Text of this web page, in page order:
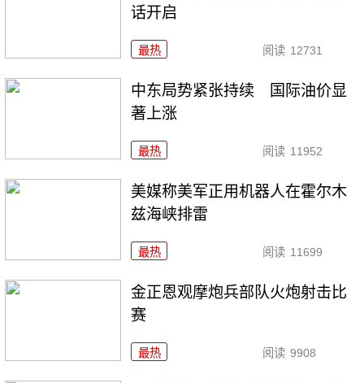
话开启
最热 阅读 12731
中东局势紧张持续 国际油价显
著上涨
最热 阅读 11952
美媒称美军正用机器人在霍尔木
兹海峡排雷
最热 阅读 11699
金正恩观摩炮兵部队火炮射击比
赛
最热 阅读 9908